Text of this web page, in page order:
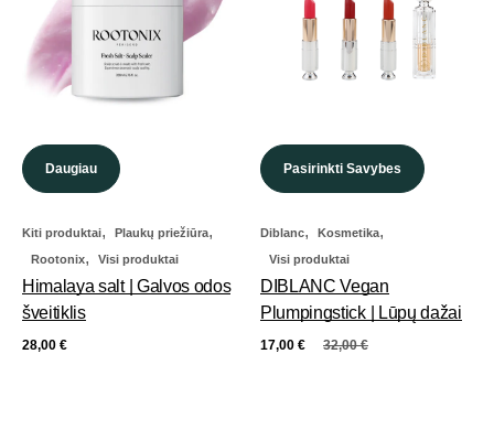
Daugiau
Kiti produktai, Plaukų priežiūra,
Rootonix, Visi produktai
Himalaya salt | Galvos odos
šveitiklis
28,00 €
Pasirinkti Savybes
Diblanc, Kosmetika,
Visi produktai
DIBLANC Vegan
Plumpingstick | Lūpų dažai
32,00€
17,00 €